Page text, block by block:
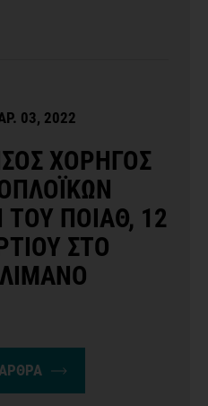
03, 2022
ΧΟΡΗΓΟΣ
ΠΟΙΑΘ, 12
ΣΤΟ